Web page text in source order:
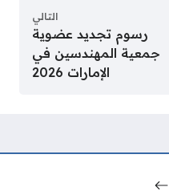
التالي
رسوم تجديد عضوية
جمعية المهندسين في
الإمارات 2026